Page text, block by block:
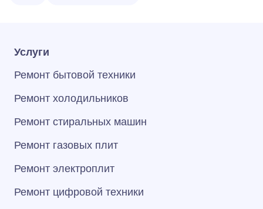
Услуги
Ремонт бытовой техники
Ремонт холодильников
Ремонт стиральных машин
Ремонт газовых плит
Ремонт электроплит
Ремонт цифровой техники